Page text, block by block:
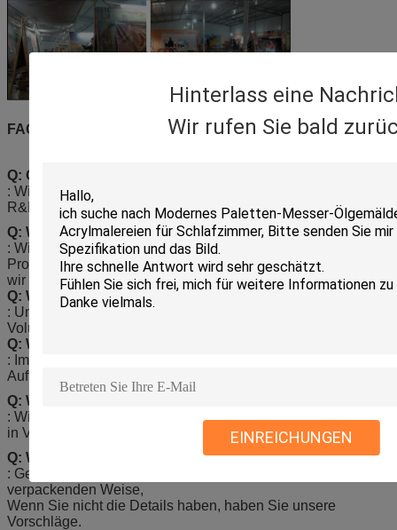
Hinterlass eine
Wir rufen Sie bald
EINREICHUNGEN
FAQ:
Q: Gibt es eine Fabrik oder eine Handelsgesellschaft?
: Wir sind ein Berufshersteller, und wir haben unser eigenes
R&D-Team und -Fertigungsstraße.
Q: Wie kann ich die Probe erhalten?
: Wir stellen freie Proben für Einzelteile auf Lager, einige
Produkte noch zur Verfügung aufgeladen zu werden, aber
wir erstatten nach dem amtlichen Erlass später zurück.
Q: Was ist Ihr MOQ?
: Unser MOQ ist 50 Stücke entsprechend dem erforderlichen
Volumen, für Proben, dort ist keine Grenze.
Q: Was ist die Lieferfrist?
: Im Allgemeinen 5-25 Tage, hängt er von der
Auftragsquantität und -Versandarten ab.
Q: Wie kann ich die spätesten Entwürfe erhalten?
: Willkommen, zum von Untersuchung zu senden und mit uns
in Verbindung zu treten direkt.
Q: Wie kann ich schnelles Zitat erhalten?
: Genaues Zitat basiert auf Ihrer Größe, Entwürfen und
verpackenden Weise,
Wenn Sie nicht die Details haben, haben Sie unsere
Vorschläge.